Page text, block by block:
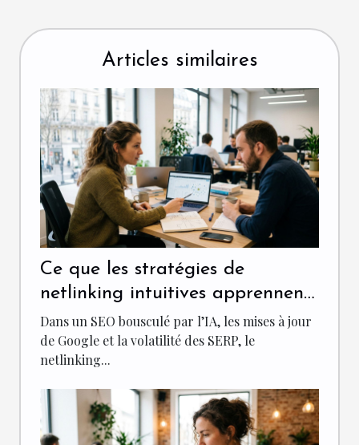
Articles similaires
Ce que les stratégies de
netlinking intuitives apprennent
aux spécialistes du seo
Dans un SEO bousculé par l’IA, les mises à jour
de Google et la volatilité des SERP, le
netlinking...